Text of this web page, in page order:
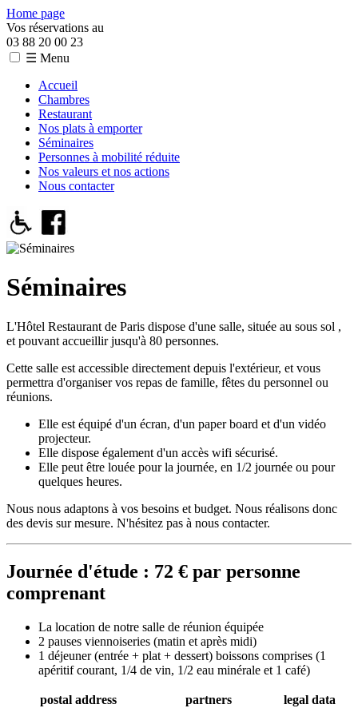
Home page
Vos réservations au
03 88 20 00 23
☰ Menu
Accueil
Chambres
Restaurant
Nos plats à emporter
Séminaires
Personnes à mobilité réduite
Nos valeurs et nos actions
Nous contacter
Séminaires
L'Hôtel Restaurant de Paris dispose d'une salle, située au sous sol ,
et pouvant accueillir jusqu'à 80 personnes.
Cette salle est accessible directement depuis l'extérieur, et vous
permettra d'organiser vos repas de famille, fêtes du personnel ou
réunions.
Elle est équipé d'un écran, d'un paper board et d'un vidéo
projecteur.
Elle dispose également d'un accès wifi sécurisé.
Elle peut être louée pour la journée, en 1/2 journée ou pour
quelques heures.
Nous nous adaptons à vos besoins et budget. Nous réalisons donc
des devis sur mesure. N'hésitez pas à nous contacter.
Journée d'étude : 72 € par personne
comprenant
La location de notre salle de réunion équipée
2 pauses viennoiseries (matin et après midi)
1 déjeuner (entrée + plat + dessert) boissons comprises (1
apéritif courant, 1/4 de vin, 1/2 eau minérale et 1 café)
postal address partners legal data